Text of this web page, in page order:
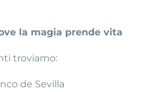
la magia prende vita
troviamo:
de Sevilla